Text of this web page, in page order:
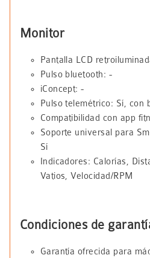
Monitor
Pantalla LCD
Pulso bluetooth: -
iConcept: -
Pulso telemétrico: Sí, con
Compatibilidad con app
Soporte universal para
Sí
Indicadores: Calorías,
Vatios, Velocidad/RPM
Condiciones de
Garantía ofrecida para